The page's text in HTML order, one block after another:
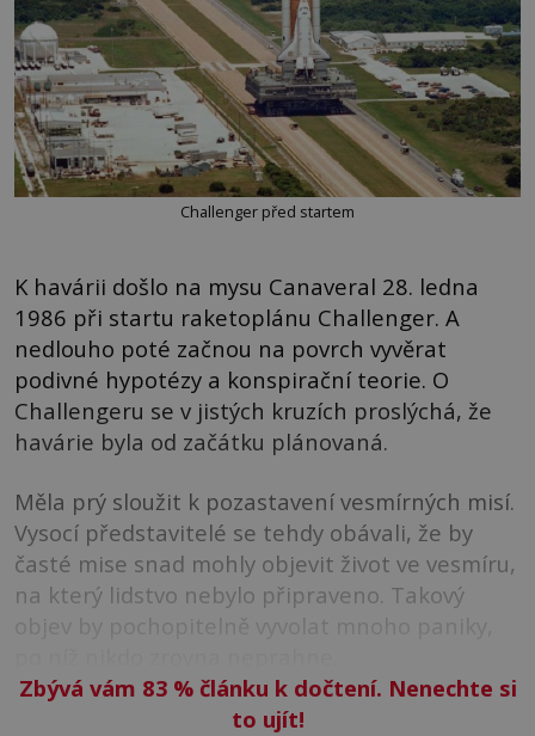
Challenger před startem
K havárii došlo na mysu Canaveral 28. ledna
1986 při startu raketoplánu Challenger. A
nedlouho poté začnou na povrch vyvěrat
podivné hypotézy a konspirační teorie. O
Challengeru se v jistých kruzích proslýchá, že
havárie byla od začátku plánovaná.
Měla prý sloužit k pozastavení vesmírných misí.
Vysocí představitelé se tehdy obávali, že by
časté mise snad mohly objevit život ve vesmíru,
na který lidstvo nebylo připraveno. Takový
objev by pochopitelně vyvolat mnoho paniky,
Zbývá vám 83 %článku k dočtení. Nenechte si
to ujít!